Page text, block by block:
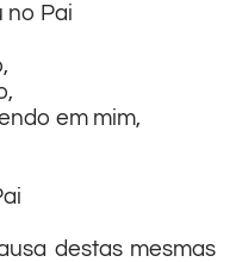
no Pai
em mim,
destas mesmas